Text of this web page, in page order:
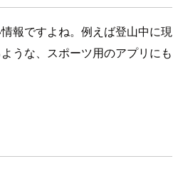
報ですよね。例えば登山中に現
うな、スポーツ用のアプリにも